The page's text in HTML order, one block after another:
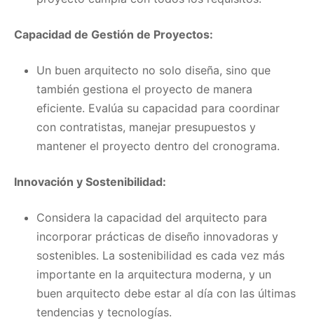
Capacidad de Gestión de Proyectos:
Un buen arquitecto no solo diseña, sino que
también gestiona el proyecto de manera
eficiente. Evalúa su capacidad para coordinar
con contratistas, manejar presupuestos y
mantener el proyecto dentro del cronograma.
Innovación y Sostenibilidad:
Considera la capacidad del arquitecto para
incorporar prácticas de diseño innovadoras y
sostenibles. La sostenibilidad es cada vez más
importante en la arquitectura moderna, y un
buen arquitecto debe estar al día con las últimas
tendencias y tecnologías.